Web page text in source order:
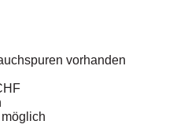
vorhanden